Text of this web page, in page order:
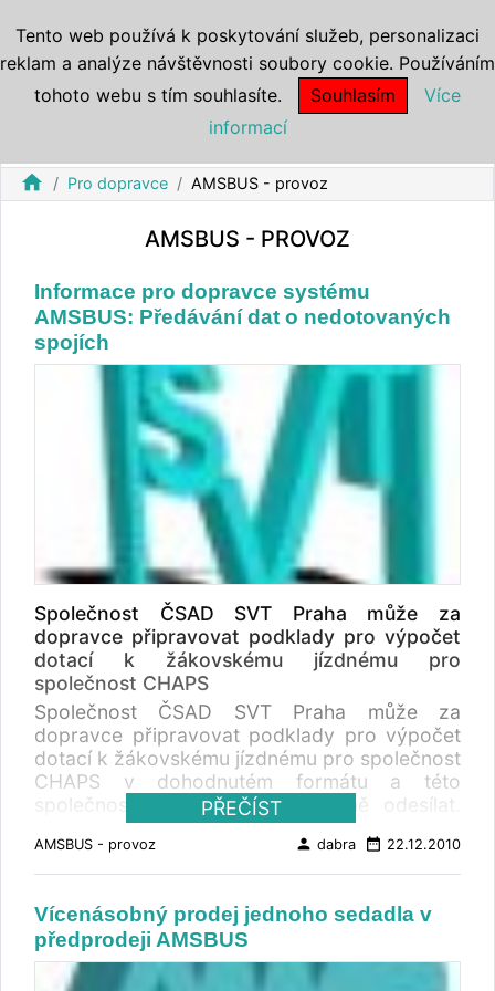
home Pro dopravce AMSBUS - provoz
AMSBUS - PROVOZ
Informace pro dopravce systému
AMSBUS: Předávání dat o nedotovaných
spojích
Společnost ČSAD SVT Praha může za
dopravce připravovat podklady pro výpočet
dotací k žákovskému jízdnému pro
společnost CHAPS
Společnost ČSAD SVT Praha může za
dopravce připravovat podklady pro výpočet
dotací k žákovskému jízdnému pro společnost
CHAPS v dohodnutém formátu a této
společnosti je pravidelně měsíčně odesílat.
Většina dopravců tuto službu již využívá. Do
konce roku 2010 se sledovaly u českých
dopravců na vnitrostátních nedotovaných
slev: STD žákovský průkaz 15-26 let
potvrzený dopravcem RSD obousměrný
žákovský průkaz 15-26 let potvrzený
PŘEČÍST
AMSBUS - provoz person dabra date_range 22.12.2010
Vícenásobný prodej jednoho sedadla v
předprodeji AMSBUS
Tento web používá k poskytování služeb, personalizaci
reklam a analýze návštěvnosti soubory cookie. Používáním
tohoto webu s tím souhlasíte.
Souhlasím
Více
informací